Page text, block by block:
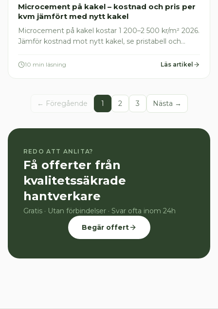
Plattsättare
Microcement på kakel – kostnad och pris per
kvm jämfört med nytt kakel
Microcement på kakel kostar 1 200–2 500 kr/m² 2026.
Jämför kostnad mot nytt kakel, se pristabell och
10 min läsning Läs artikel
← Föregående 1 2 3 Nästa →
REDO ATT ANLITA?
Få offerter från
kvalitetssäkrade
hantverkare
Gratis · Utan förbindelser · Svar ofta inom 24h
Begär offert